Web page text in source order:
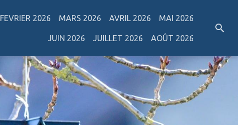
FEVRIER 2026 MARS 2026 AVRIL 2026 MAI 2026
JUIN 2026 JUILLET 2026 AOÛT 2026